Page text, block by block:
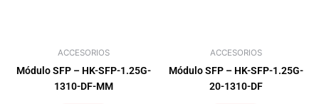
ACCESORIOS
Módulo SFP – HK-SFP-1.25G-
1310-DF-MM
ACCESORIOS
Módulo SFP – HK-SFP-1.25G-
20-1310-DF